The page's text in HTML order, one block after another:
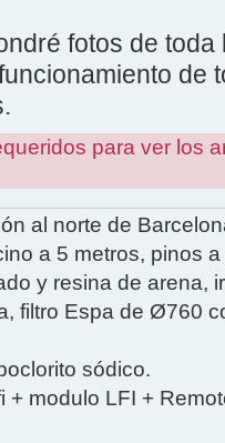
fotos de
de
para ver los
al norte de
a 5 metros, pinos
y resina de arena,
filtro Espa de Ø760
sódico.
+ modulo LFI +